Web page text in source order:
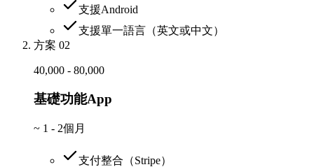
支援Android
支援單一語言（英文或中文）
方案 02
40,000 - 80,000
基礎功能App
~ 1 - 2個月
支付整合（Stripe）